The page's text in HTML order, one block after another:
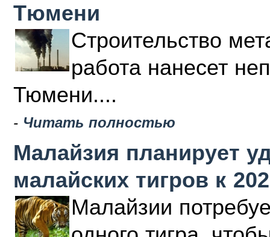
Тюмени
Строительство
работа нанесет
Тюмени....
- Читать полностью
Малайзия планирует
малайских тигров к
Малайзии